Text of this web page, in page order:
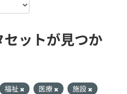
ットが見つか
福祉 医療
施設